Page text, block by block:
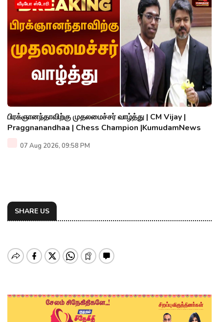
வீடியோ ஸ்டோரி
பிரக்ஞானந்தாவிற்கு முதலமைச்சர் வாழ்த்து | CM Vijay |
Praggnanandhaa | Chess Champion |KumudamNews
07 Aug 2026, 09:58 PM
SHARE US